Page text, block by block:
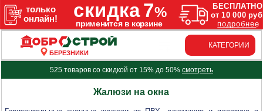
БЕРЕЗНИКИ
КАТЕГОРИИ
525 товаров со скидкой от 15% до 50% смотреть
Жалюзи на окна